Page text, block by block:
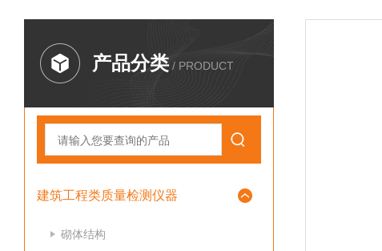
产品分类 / PRODUCT
建筑工程类质量检测仪器
砌体结构